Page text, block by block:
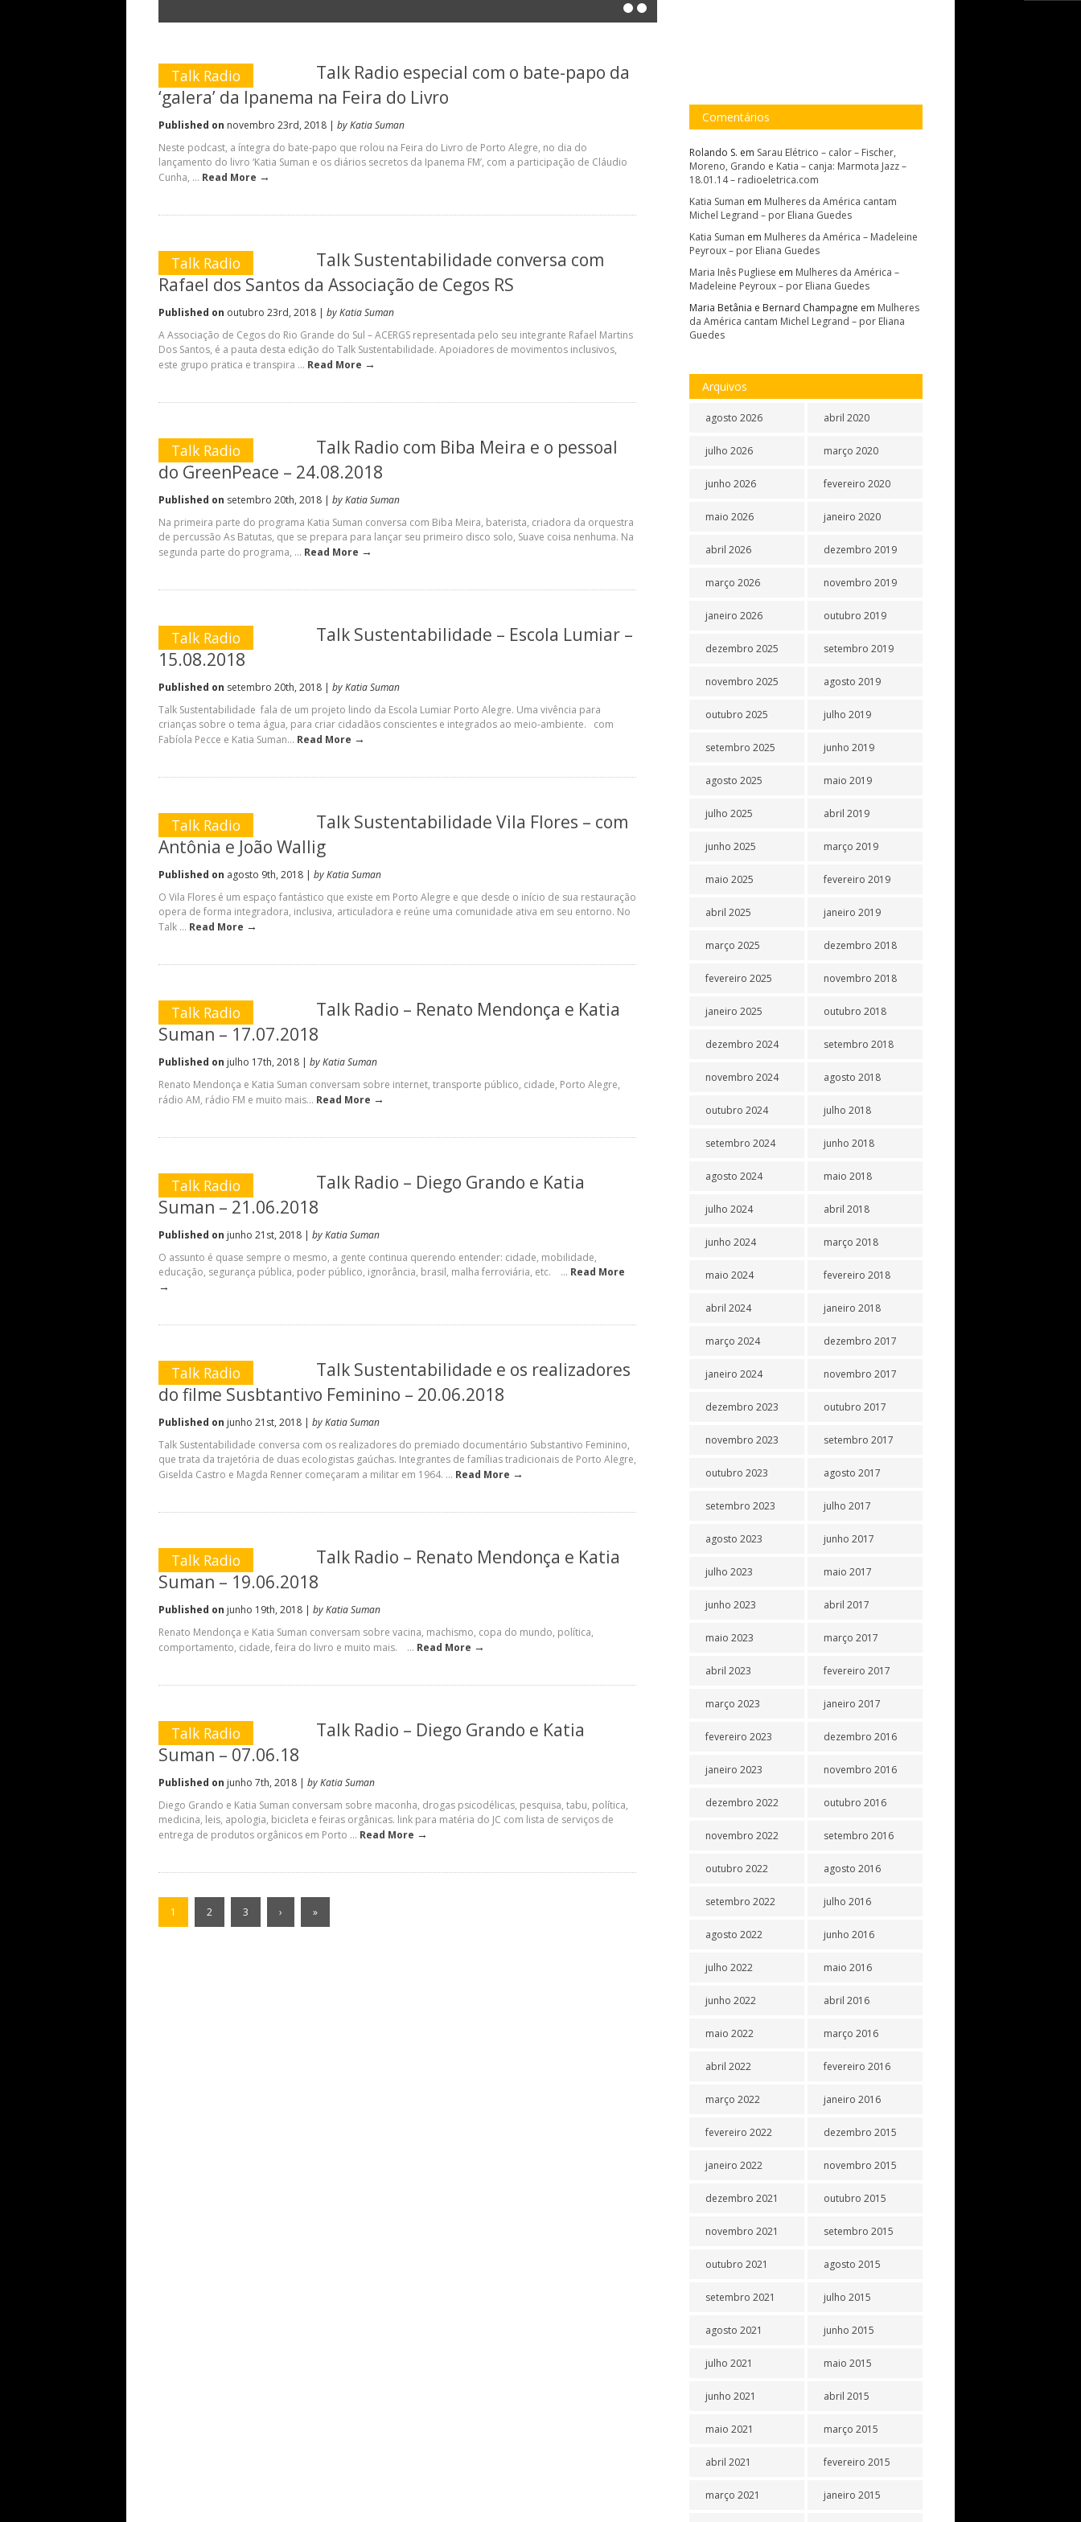
Talk Radio
Talk Radio especial com o bate-papo da
‘galera’ da Ipanema na Feira do Livro
Published on novembro 23rd, 2018 | by Katia Suman
Neste podcast, a íntegra do bate-papo que rolou na Feira do Livro de Porto Alegre, no dia do
lançamento do livro ‘Katia Suman e os diários secretos da Ipanema FM’, com a participação de Cláudio
Cunha, ... Read More →
Talk Radio
Talk Sustentabilidade conversa com
Rafael dos Santos da Associação de Cegos RS
Published on outubro 23rd, 2018 | by Katia Suman
A Associação de Cegos do Rio Grande do Sul – ACERGS representada pelo seu integrante Rafael Martins
Dos Santos, é a pauta desta edição do Talk Sustentabilidade. Apoiadores de movimentos inclusivos,
este grupo pratica e transpira ... Read More →
Talk Radio
Talk Radio com Biba Meira e o pessoal
do GreenPeace – 24.08.2018
Published on setembro 20th, 2018 | by Katia Suman
Na primeira parte do programa Katia Suman conversa com Biba Meira, baterista, criadora da orquestra
de percussão As Batutas, que se prepara para lançar seu primeiro disco solo, Suave coisa nenhuma. Na
segunda parte do programa, ... Read More →
Talk Radio
Talk Sustentabilidade – Escola Lumiar –
15.08.2018
Published on setembro 20th, 2018 | by Katia Suman
Talk Sustentabilidade fala de um projeto lindo da Escola Lumiar Porto Alegre. Uma vivência para
crianças sobre o tema água, para criar cidadãos conscientes e integrados ao meio-ambiente. com
Fabíola Pecce e Katia Suman... Read More →
Talk Radio
Talk Sustentabilidade Vila Flores – com
Antônia e João Wallig
Published on agosto 9th, 2018 | by Katia Suman
O Vila Flores é um espaço fantástico que existe em Porto Alegre e que desde o início de sua restauração
opera de forma integradora, inclusiva, articuladora e reúne uma comunidade ativa em seu entorno. No
Talk ... Read More →
Talk Radio
Talk Radio – Renato Mendonça e Katia
Suman – 17.07.2018
Published on julho 17th, 2018 | by Katia Suman
Renato Mendonça e Katia Suman conversam sobre internet, transporte público, cidade, Porto Alegre,
rádio AM, rádio FM e muito mais... Read More →
Talk Radio
Talk Radio – Diego Grando e Katia
Suman – 21.06.2018
Published on junho 21st, 2018 | by Katia Suman
O assunto é quase sempre o mesmo, a gente continua querendo entender: cidade, mobilidade,
educação, segurança pública, poder público, ignorância, brasil, malha ferroviária, etc. ... Read More
→
Talk Radio
Talk Sustentabilidade e os realizadores
do filme Susbtantivo Feminino – 20.06.2018
Published on junho 21st, 2018 | by Katia Suman
Talk Sustentabilidade conversa com os realizadores do premiado documentário Substantivo Feminino,
que trata da trajetória de duas ecologistas gaúchas. Integrantes de famílias tradicionais de Porto Alegre,
Giselda Castro e Magda Renner começaram a militar em 1964. ... Read More →
Talk Radio
Talk Radio – Renato Mendonça e Katia
Suman – 19.06.2018
Published on junho 19th, 2018 | by Katia Suman
Renato Mendonça e Katia Suman conversam sobre vacina, machismo, copa do mundo, política,
comportamento, cidade, feira do livro e muito mais. ... Read More →
Talk Radio
Talk Radio – Diego Grando e Katia
Suman – 07.06.18
Published on junho 7th, 2018 | by Katia Suman
Diego Grando e Katia Suman conversam sobre maconha, drogas psicodélicas, pesquisa, tabu, política,
medicina, leis, apologia, bicicleta e feiras orgânicas. link para matéria do JC com lista de serviços de
entrega de produtos orgânicos em Porto ... Read More →
1 2 3 › »
Comentários
Rolando S. em Sarau Elétrico – calor – Fischer,
Moreno, Grando e Katia – canja: Marmota Jazz –
18.01.14 – radioeletrica.com
Katia Suman em Mulheres da América cantam
Michel Legrand – por Eliana Guedes
Katia Suman em Mulheres da América – Madeleine
Peyroux – por Eliana Guedes
Maria Inês Pugliese em Mulheres da América –
Madeleine Peyroux – por Eliana Guedes
Maria Betânia e Bernard Champagne em Mulheres
da América cantam Michel Legrand – por Eliana
Guedes
Arquivos
agosto 2026
julho 2026
junho 2026
maio 2026
abril 2026
março 2026
janeiro 2026
dezembro 2025
novembro 2025
outubro 2025
setembro 2025
agosto 2025
julho 2025
junho 2025
maio 2025
abril 2025
março 2025
fevereiro 2025
janeiro 2025
dezembro 2024
novembro 2024
outubro 2024
setembro 2024
agosto 2024
julho 2024
junho 2024
maio 2024
abril 2024
março 2024
janeiro 2024
dezembro 2023
novembro 2023
outubro 2023
setembro 2023
agosto 2023
julho 2023
junho 2023
maio 2023
abril 2023
março 2023
fevereiro 2023
janeiro 2023
dezembro 2022
novembro 2022
outubro 2022
setembro 2022
agosto 2022
julho 2022
junho 2022
maio 2022
abril 2022
março 2022
fevereiro 2022
janeiro 2022
dezembro 2021
novembro 2021
outubro 2021
setembro 2021
agosto 2021
julho 2021
junho 2021
maio 2021
abril 2021
março 2021
abril 2020
março 2020
fevereiro 2020
janeiro 2020
dezembro 2019
novembro 2019
outubro 2019
setembro 2019
agosto 2019
julho 2019
junho 2019
maio 2019
abril 2019
março 2019
fevereiro 2019
janeiro 2019
dezembro 2018
novembro 2018
outubro 2018
setembro 2018
agosto 2018
julho 2018
junho 2018
maio 2018
abril 2018
março 2018
fevereiro 2018
janeiro 2018
dezembro 2017
novembro 2017
outubro 2017
setembro 2017
agosto 2017
julho 2017
junho 2017
maio 2017
abril 2017
março 2017
fevereiro 2017
janeiro 2017
dezembro 2016
novembro 2016
outubro 2016
setembro 2016
agosto 2016
julho 2016
junho 2016
maio 2016
abril 2016
março 2016
fevereiro 2016
janeiro 2016
dezembro 2015
novembro 2015
outubro 2015
setembro 2015
agosto 2015
julho 2015
junho 2015
maio 2015
abril 2015
março 2015
fevereiro 2015
janeiro 2015